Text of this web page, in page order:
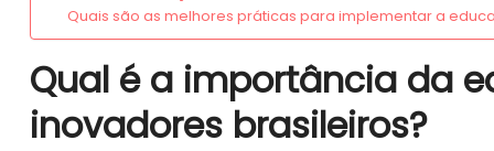
Quais são as melhores práticas para implementar a
Qual é a importância da
inovadores brasileiros?